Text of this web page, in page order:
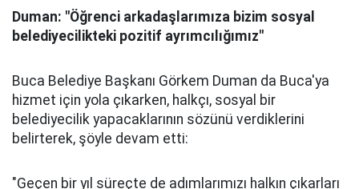
Duman: "Öğrenci arkadaşlarımıza bizim sosyal
belediyecilikteki pozitif ayrımcılığımız"
Buca Belediye Başkanı Görkem Duman da Buca'ya
hizmet için yola çıkarken, halkçı, sosyal bir
belediyecilik yapacaklarının sözünü verdiklerini
belirterek, şöyle devam etti:
"Geçen bir yıl süreçte de adımlarımızı halkın çıkarları